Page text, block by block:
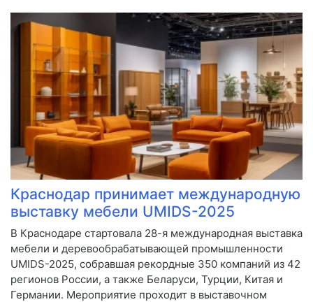
Краснодар принимает международную
выставку мебели UMIDS-2025
В Краснодаре стартовала 28-я международная выставка
мебели и деревообрабатывающей промышленности
UMIDS-2025, собравшая рекордные 350 компаний из 42
регионов России, а также Беларуси, Турции, Китая и
Германии. Мероприятие проходит в выставочном